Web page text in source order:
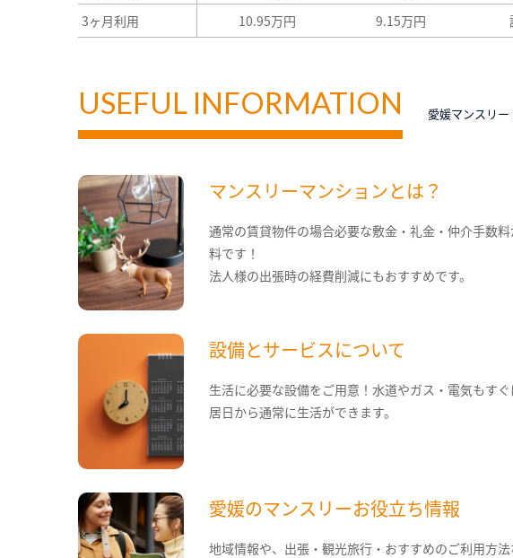
3ヶ月利用
10.95万円 9.15万円
USEFUL INFORMATION 愛媛マンスリ
マンスリーマンションとは？
通常の賃貸物件の場合必要な敷金・礼金・仲介手数
料です！
法人様の出張時の経費削減にもおすすめです。
設備とサービスについて
生活に必要な設備をご用意！水道やガス・電気もすぐ
居日から通常に生活ができます。
愛媛のマンスリーお役立ち情報
地域情報や、出張・観光旅行・おすすめのご利用方